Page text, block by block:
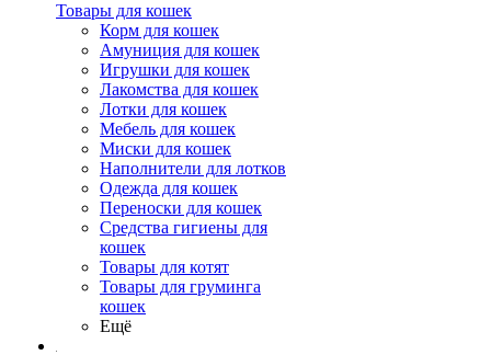
Товары для кошек
Корм для кошек
Амуниция для кошек
Игрушки для кошек
Лакомства для кошек
Лотки для кошек
Мебель для кошек
Миски для кошек
Наполнители для лотков
Одежда для кошек
Переноски для кошек
Средства гигиены для
кошек
Товары для котят
Товары для груминга
кошек
Ещё